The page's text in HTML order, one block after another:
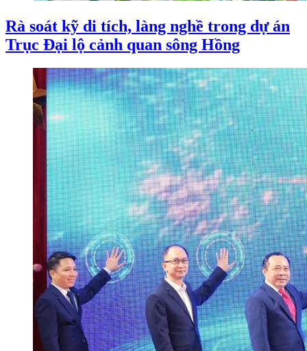
Rà soát kỹ di tích, làng nghề trong dự án
Trục Đại lộ cảnh quan sông Hồng